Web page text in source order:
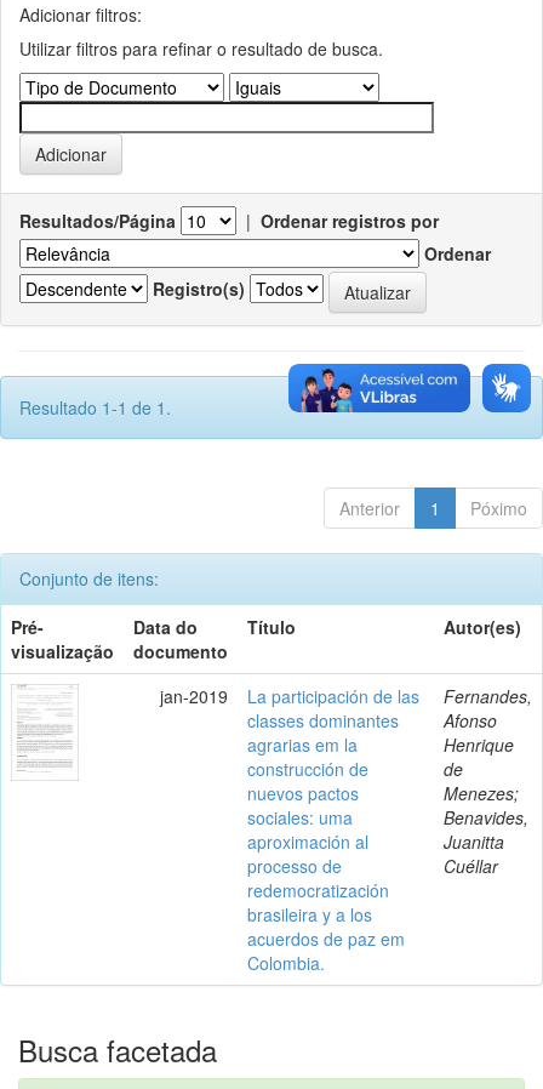
Adicionar filtros:
Utilizar filtros para refinar o resultado de busca.
Resultados/Página | Ordenar registros por
Ordenar
Registro(s)
Resultado 1-1 de 1.
Anterior 1 Póximo
Conjunto de itens:
Pré-
visualização
Data do
documento
Título Autor(es)
jan-2019
La participación de las
classes dominantes
agrarias em la
construcción de
nuevos pactos
sociales: uma
aproximación al
processo de
redemocratización
brasileira y a los
acuerdos de paz em
Colombia.
Fernandes,
Afonso
Henrique
de
Menezes;
Benavides,
Juanitta
Cuéllar
Busca facetada